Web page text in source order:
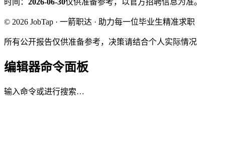
© 2026 JobTap · 一箭职达 · 助力每一位毕业生精准求职
所有公开报告仅供准备参考，决策请结合个人实际情况
编辑器命令面板
输入命令或进行搜索…